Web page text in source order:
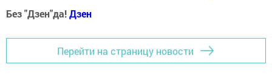
Без "Дзен"да!Дзен
Перейти на страницу новости